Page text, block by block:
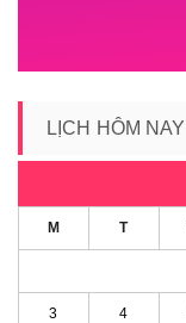
LỊCH HÔM NAY
M T
3 4